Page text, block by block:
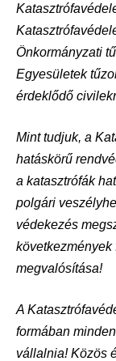
Önkormányzati
Egyesületek
érdeklődő
Mint tudjuk, a
hatáskörű
a katasztrófák
polgári
védekezés
megvalósítása!
A
formában
vállalnia! Közös